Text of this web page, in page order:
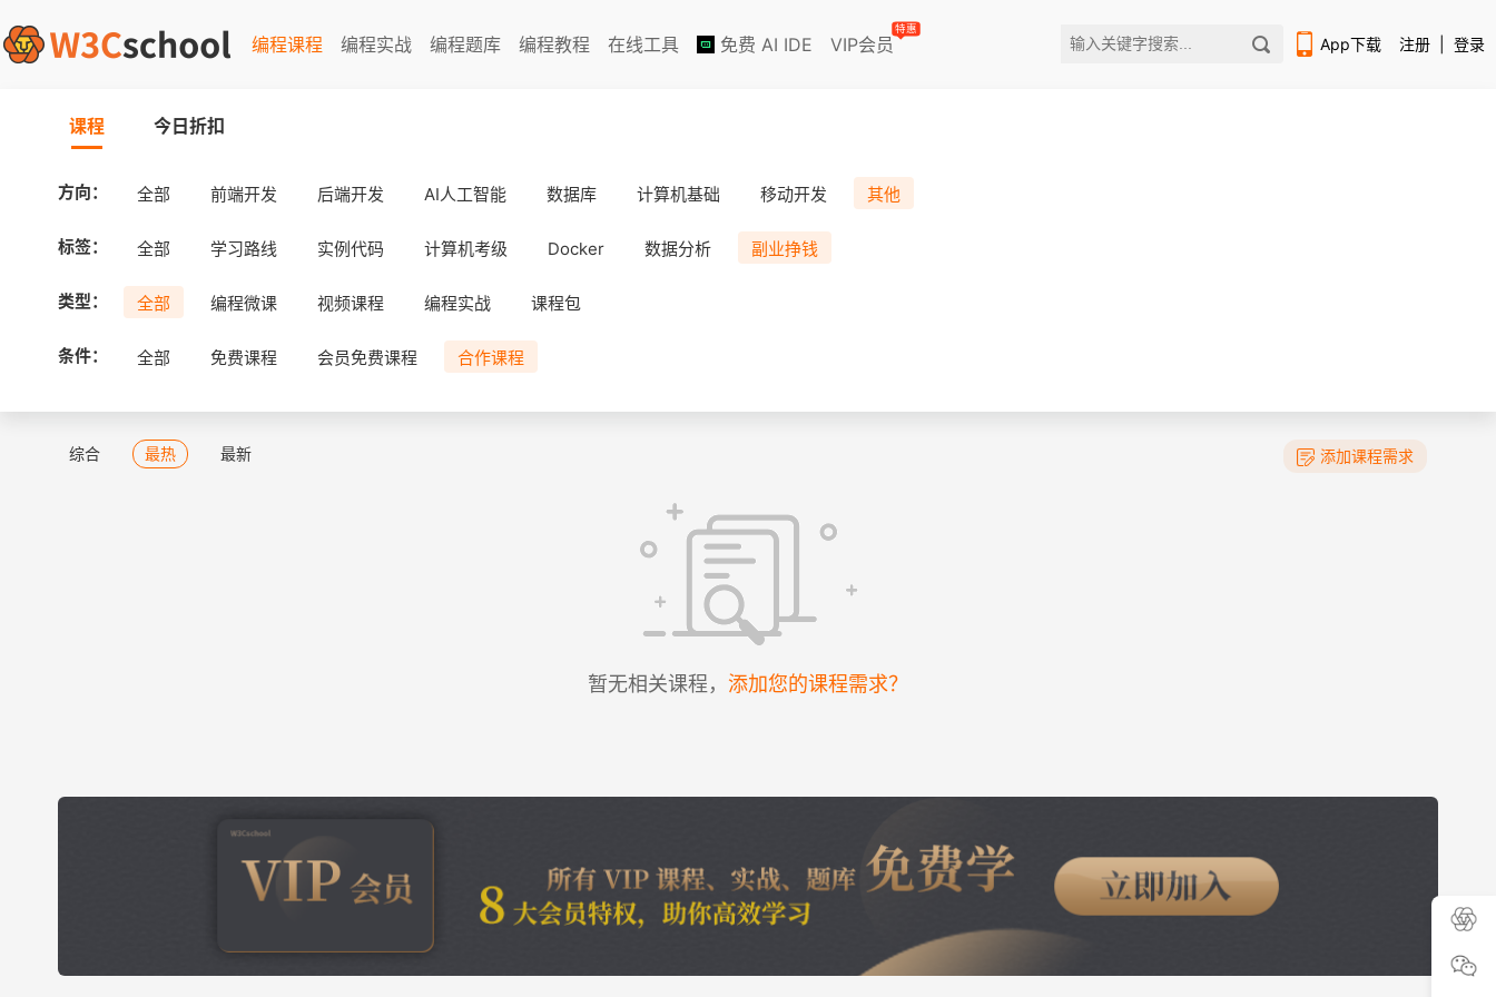
编程课程 编程实战 编程题库 编程教程 在线工具 免费 AI IDE VIP会员
特惠
App下载 注册 登录
课程 今日折扣
方向： 全部 前端开发 后端开发 AI人工智能 数据库 计算机基础 移动开发 其他
标签： 全部 学习路线 实例代码 计算机考级 Docker 数据分析 副业挣钱
类型： 全部 编程微课 视频课程 编程实战 课程包
条件： 全部 免费课程 会员免费课程 合作课程
综合 最热 最新 添加课程需求
暂无相关课程， 添加您的课程需求？